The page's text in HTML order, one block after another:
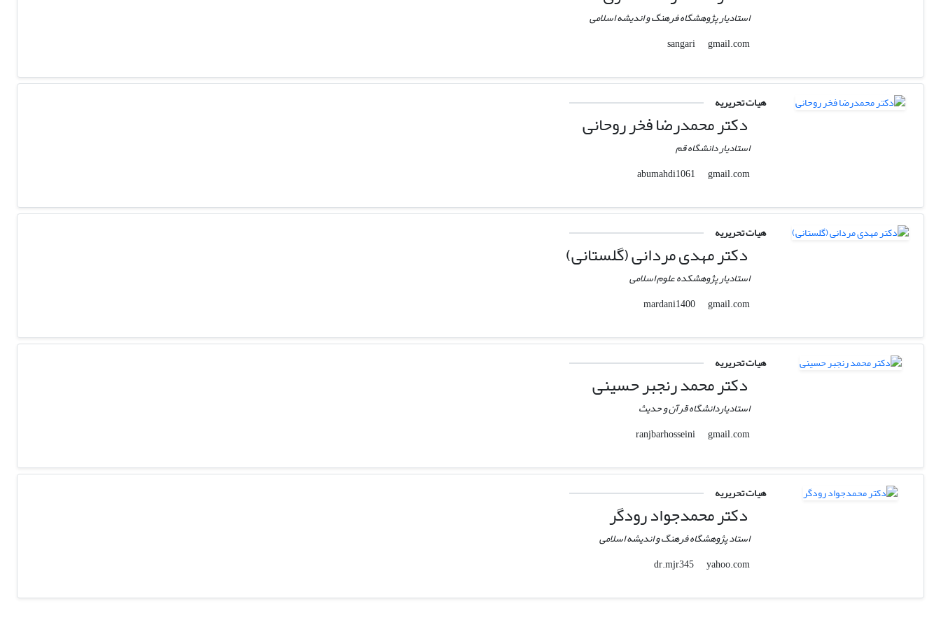
استادیار پژوهشگاه فرهنگ و اندیشه اسلامی
sangari
gmail.com
هیات تحریریه
دکتر محمدرضا فخر روحانی
استادیار دانشگاه قم
abumahdi1061
gmail.com
هیات تحریریه
دکتر مهدی مردانی (گلستانی)
استادیار پژوهشکده علوم اسلامی
mardani1400
gmail.com
هیات تحریریه
دکتر محمد رنجبر حسینی
استادیاردانشگاه قرآن و حدیث
ranjbarhosseini
gmail.com
هیات تحریریه
دکتر محمدجواد رودگر
استاد پژوهشگاه فرهنگ و اندیشه اسلامی
dr.mjr345
yahoo.com